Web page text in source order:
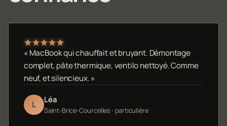
« MacBook qui chauffait et bruyant. Démontage
complet, pâte thermique, ventilo nettoyé. Comme
neuf, et silencieux. »
L Léa
Saint-Brice-Courcelles · particulière